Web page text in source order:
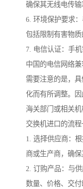
确保其无线电传输
6. 环境保护要求
包括限制有害物质
7. 电信认证：手
中国的电信网络兼
需要注意的是，
化而有所调整。
海关部门或相关机
交换机进口的流程
1. 选择供应商：
商或生产商，确保
2. 订购产品：与
数量、价格、交付